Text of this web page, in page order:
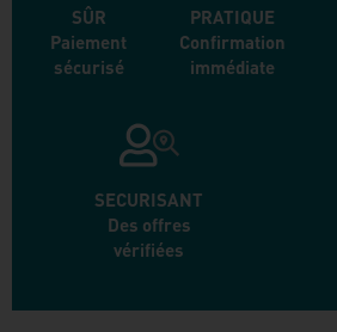
SÛR
Paiement
sécurisé
PRATIQUE
Confirmation
immédiate
SECURISANT
Des offres
vérifiées